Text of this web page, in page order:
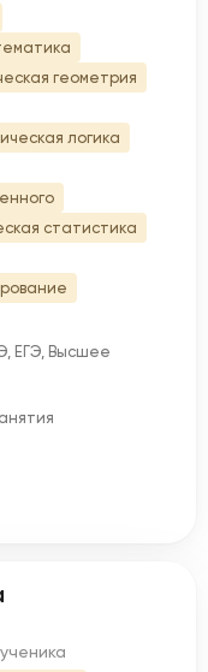
геометрия
логика
статистика
ЕГЭ, Высшее